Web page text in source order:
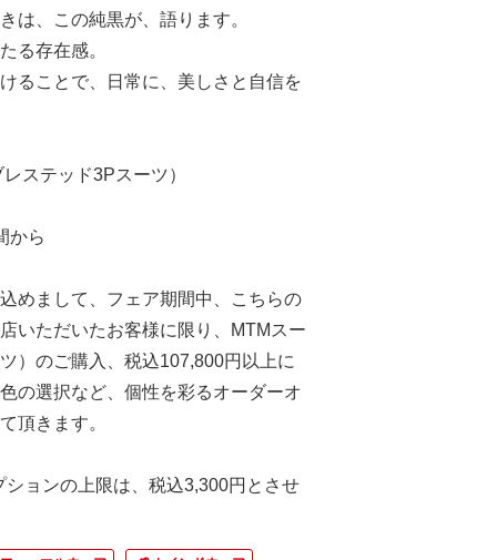
は、この純黒が、語ります。​
る存在感。​
ることで、日常に、美しさと​自信を
ステッド3Pスーツ）
から
めまして、フェア期間中、こちらの
いただいたお客様に限り、MTMスー
）のご購入、税込107,800円以上に
の選択など、個性を彩るオーダーオ
頂きます。
ョンの上限は、税込3,300円とさせ